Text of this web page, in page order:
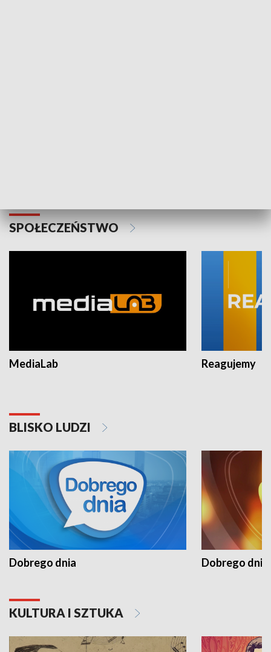
SPOŁECZEŃSTWO
MediaLab Reagujemy
BLISKO LUDZI
Dobrego dnia Dobrego dnia
KULTURA I SZTUKA